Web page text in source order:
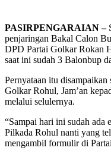
PASIRPENGARAIAN –
penjaringan Bakal Calon
DPD Partai Golkar Rokan
saat ini sudah 3 Balonbup
Pernyataan itu disampaikan
Golkar Rohul, Jam’an
melalui selulernya.
“Sampai hari ini sudah ada
Pilkada Rohul nanti yang
mengambil formulir di